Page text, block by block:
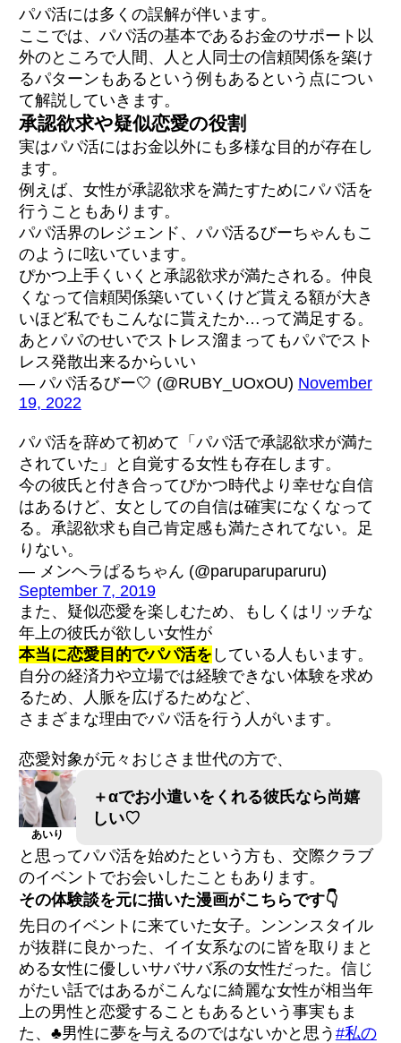
パパ活には多くの誤解が伴います。
ここでは、パパ活の基本であるお金のサポート以
外のところで人間、人と人同士の信頼関係を築け
るパターンもあるという例もあるという点につい
て解説していきます。
承認欲求や疑似恋愛の役割
実はパパ活にはお金以外にも多様な目的が存在し
ます。
例えば、女性が承認欲求を満たすためにパパ活を
行うこともあります。
パパ活界のレジェンド、パパ活るびーちゃんもこ
のように呟いています。
ぴかつ上手くいくと承認欲求が満たされる。仲良
くなって信頼関係築いていくけど貰える額が大き
いほど私でもこんなに貰えたか…って満足する。
あとパパのせいでストレス溜まってもパパでスト
レス発散出来るからいい
— パパ活るびー🤍 (@RUBY_UOxOU) November
19, 2022
パパ活を辞めて初めて「パパ活で承認欲求が満た
されていた」と自覚する女性も存在します。
今の彼氏と付き合ってぴかつ時代より幸せな自信
はあるけど、女としての自信は確実になくなって
る。承認欲求も自己肯定感も満たされてない。足
りない。
— メンヘラぱるちゃん (@paruparuparuru)
September 7, 2019
また、疑似恋愛を楽しむため、もしくはリッチな
年上の彼氏が欲しい女性が
本当に恋愛目的でパパ活を している人もいます。
自分の経済力や立場では経験できない体験を求め
るため、人脈を広げるためなど、
さまざまな理由でパパ活を行う人がいます。
恋愛対象が元々おじさま世代の方で、
あいり
＋αでお小遣いをくれる彼氏なら尚嬉
しい♡
と思ってパパ活を始めたという方も、交際クラブ
のイベントでお会いしたこともあります。
その体験談を元に描いた漫画がこちらです👇
先日のイベントに来ていた女子。ンンンスタイル
が抜群に良かった、イイ女系なのに皆を取りまと
める女性に優しいサバサバ系の女性だった。信じ
がたい話ではあるがこんなに綺麗な女性が相当年
上の男性と恋愛することもあるという事実もま
た、♣男性に夢を与えるのではないかと思う #私の